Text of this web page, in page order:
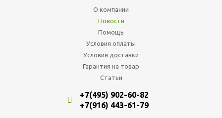
О компании
Новости
Помощь
Условия оплаты
Условия доставки
Гарантия на товар
Статьи
+7(495) 902-60-82
+7(916) 443-61-79